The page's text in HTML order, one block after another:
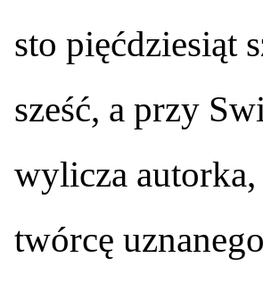
sto pięćdziesiąt
sześć, a przy
wylicza
twórcę